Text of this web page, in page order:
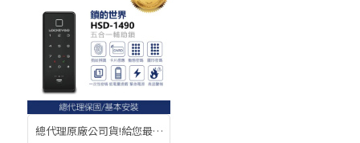
總代理原廠公司貨!給您最安